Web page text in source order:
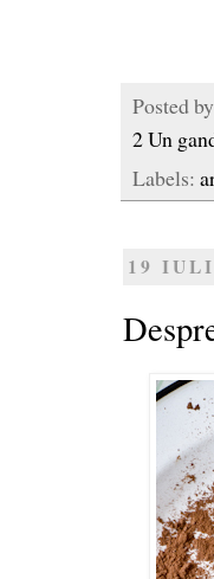
Posted by
2 Un
Labels:
19